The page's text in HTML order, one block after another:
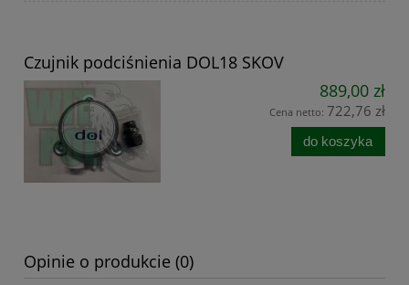
Czujnik podciśnienia DOL18 SKOV
889,00 zł
Cena netto: 722,76 zł
do koszyka
Opinie o produkcie (0)